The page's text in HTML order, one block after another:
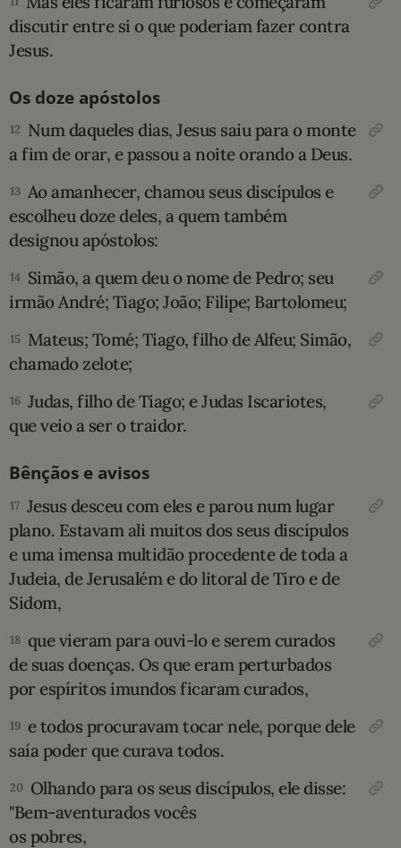
discutir entre si o que poderiam fazer contra
Jesus.
Os doze apóstolos
12 Num daqueles dias, Jesus saiu para o monte
a fim de orar, e passou a noite orando a Deus.
13 Ao amanhecer, chamou seus discípulos e
escolheu doze deles, a quem também
designou apóstolos:
14 Simão, a quem deu o nome de Pedro; seu
irmão André; Tiago; João; Filipe; Bartolomeu;
15 Mateus; Tomé; Tiago, filho de Alfeu; Simão,
chamado zelote;
16 Judas, filho de Tiago; e Judas Iscariotes,
que veio a ser o traidor.
Bênçãos e avisos
17 Jesus desceu com eles e parou num lugar
plano. Estavam ali muitos dos seus discípulos
e uma imensa multidão procedente de toda a
Judeia, de Jerusalém e do litoral de Tiro e de
Sidom,
18 que vieram para ouvi-lo e serem curados
de suas doenças. Os que eram perturbados
por espíritos imundos ficaram curados,
19 e todos procuravam tocar nele, porque dele
saía poder que curava todos.
20 Olhando para os seus discípulos, ele disse:
"Bem-aventurados vocês
os pobres,